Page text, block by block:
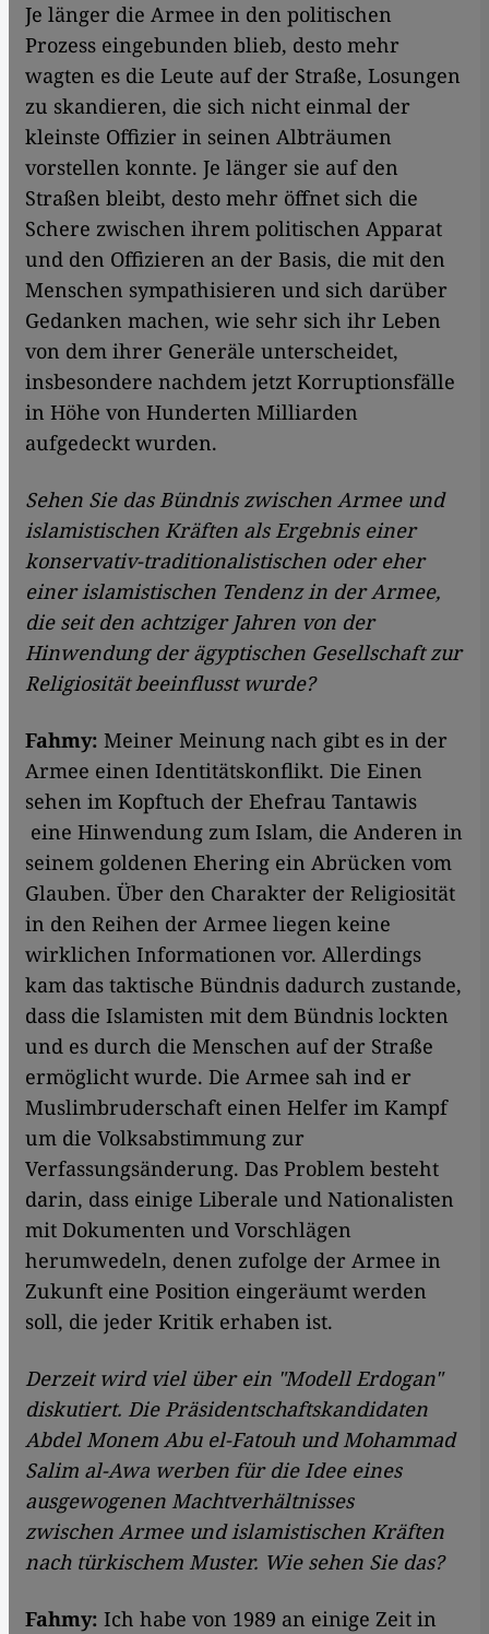
J​​e länger die Armee in den politischen
Prozess eingebunden blieb, desto mehr
wagten es die Leute auf der Straße, Losungen
zu skandieren, die sich nicht einmal der
kleinste Offizier in seinen Albträumen
vorstellen konnte. Je länger sie auf den
Straßen bleibt, desto mehr öffnet sich die
Schere zwischen ihrem politischen Apparat
und den Offizieren an der Basis, die mit den
Menschen sympathisieren und sich darüber
Gedanken machen, wie sehr sich ihr Leben
von dem ihrer Generäle unterscheidet,
insbesondere nachdem jetzt Korruptionsfälle
in Höhe von Hunderten Milliarden
aufgedeckt wurden.
Sehen Sie das Bündnis zwischen Armee und
islamistischen Kräften als Ergebnis einer
konservativ-traditionalistischen oder eher
einer islamistischen Tendenz in der Armee,
die seit den achtziger Jahren von der
Hinwendung der ägyptischen Gesellschaft zur
Religiosität beeinflusst wurde?
Fahmy: Meiner Meinung nach gibt es in der
Armee einen Identitätskonflikt. Die Einen
sehen im Kopftuch der Ehefrau Tantawis
eine Hinwendung zum Islam, die Anderen in
seinem goldenen Ehering ein Abrücken vom
Glauben. Über den Charakter der Religiosität
in den Reihen der Armee liegen keine
wirklichen Informationen vor. Allerdings
kam das taktische Bündnis dadurch zustande,
dass die Islamisten mit dem Bündnis lockten
und es durch die Menschen auf der Straße
ermöglicht wurde. Die Armee sah ind er
Muslimbruderschaft einen Helfer im Kampf
um die Volksabstimmung zur
Verfassungsänderung. Das Problem besteht
darin, dass einige Liberale und Nationalisten
mit Dokumenten und Vorschlägen
herumwedeln, denen zufolge der Armee in
Zukunft eine Position eingeräumt werden
soll, die jeder Kritik erhaben ist.
Derzeit wird viel über ein "Modell Erdogan"
diskutiert. Die Präsidentschaftskandidaten
Abdel Monem Abu el-Fatouh und Mohammad
Salim al-Awa werben für die Idee eines
ausgewogenen Machtverhältnisses
zwischen Armee und islamistischen Kräften
nach türkischem Muster. Wie sehen Sie das?
Fahmy: Ich habe von 1989 an einige Zeit in